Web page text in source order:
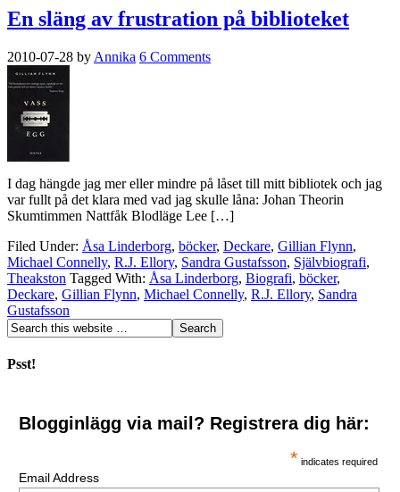
En släng av frustration på biblioteket
2010-07-28 by Annika 6 Comments
I dag hängde jag mer eller mindre på låset till mitt bibliotek och jag
var fullt på det klara med vad jag skulle låna: Johan Theorin
Skumtimmen Nattfåk Blodläge Lee […]
Filed Under: Åsa Linderborg, böcker, Deckare, Gillian Flynn,
Michael Connelly, R.J. Ellory, Sandra Gustafsson, Självbiografi,
Theakston Tagged With: Åsa Linderborg, Biografi, böcker,
Deckare, Gillian Flynn, Michael Connelly, R.J. Ellory, Sandra
Gustafsson
Psst!
Blogginlägg via mail? Registrera dig här:
* indicates required
Email Address